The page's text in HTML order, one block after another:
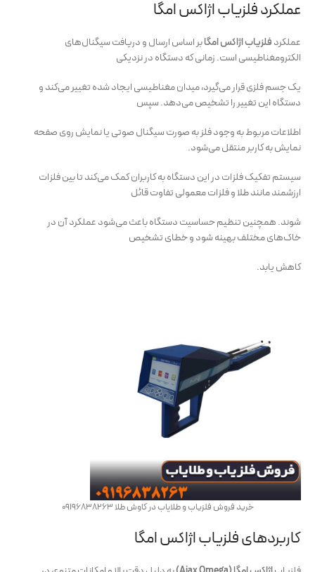
عملکرد فلزیاب اژاکس امگا
عملکردفلزیاب اژاکس امگابر اساس ارسال و دریافت سیگنال‌های
الکترومغناطیسی است. زمانی که دستگاه در نزدیکی
یک جسم فلزی قرار می‌گیرد، میدان مغناطیسی ایجاد شده تغییر می‌کند و
دستگاه این تغییر را تشخیص می‌دهد. سپس
اطلاعات مربوط به وجود فلز به صورت سیگنال صوتی یا نمایش روی صفحه
نمایش به کاربر منتقل می‌شود.
سیستم تفکیک فلزات در این دستگاه به کاربران کمک می‌کند تا بین فلزات
ارزشمند مانند طلا و فلزات معمولی تفاوت قائل
شوند. همچنین تنظیم حساسیت دستگاه باعث می‌شود عملکرد آن در
خاک‌های مختلف بهینه شود و خطای تشخیص
کاهش یابد.
خرید فروش فلزیاب و طلایاب در کاوش طلا 09196838263
کاربردهای فلزیاب اژاکس امگا